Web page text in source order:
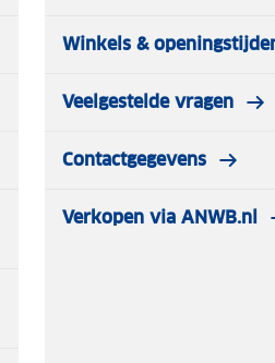
Winkels &
Veelgestelde vragen
Contactgegevens
Verkopen via ANWB.nl